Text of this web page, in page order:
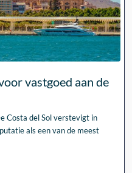
vastgoed aan de
Costa del Sol verstevigt in
als een van de meest